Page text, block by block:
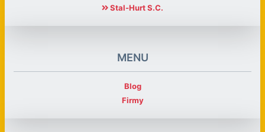
Stal-Hurt S.C.
MENU
Blog
Firmy